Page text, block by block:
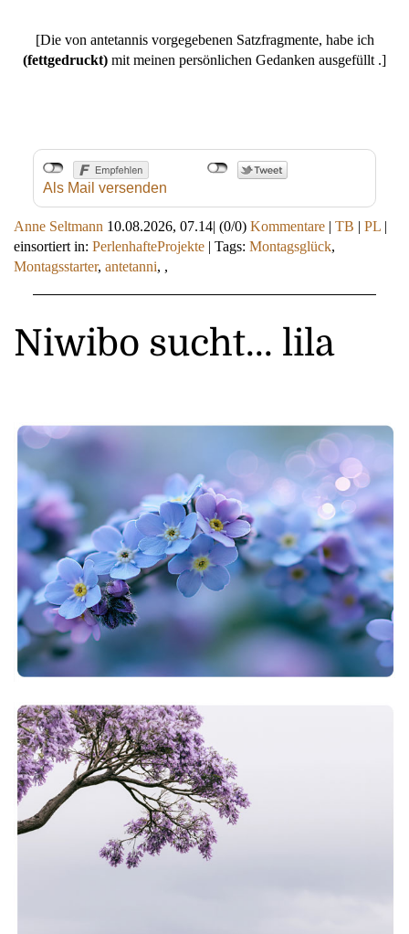
[Die von antetannis vorgegebenen Satzfragmente, habe ich
(fettgedruckt) mit meinen persönlichen Gedanken ausgefüllt .]
Als Mail versenden
Anne Seltmann 10.08.2026, 07.14| (0/0) Kommentare | TB | PL |
einsortiert in: PerlenhafteProjekte | Tags: Montagsglück,
Montagsstarter, antetanni, ,
Niwibo sucht... lila